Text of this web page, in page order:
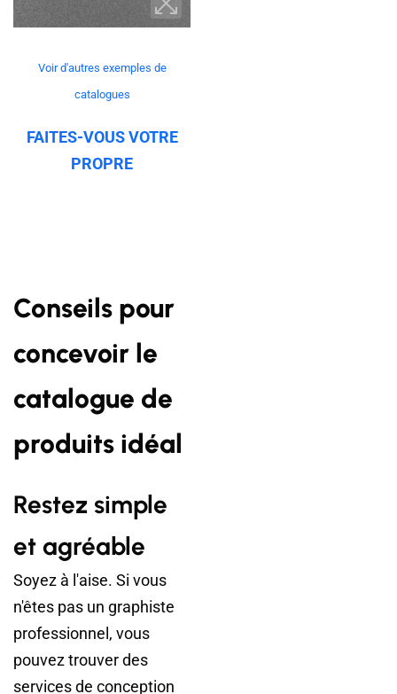
Voir d'autres exemples de
catalogues
FAITES-VOUS VOTRE
PROPRE
Conseils pour
concevoir le
catalogue de
produits idéal
Restez simple
et agréable
Soyez à l'aise. Si vous
n'êtes pas un graphiste
professionnel, vous
pouvez trouver des
services de conception